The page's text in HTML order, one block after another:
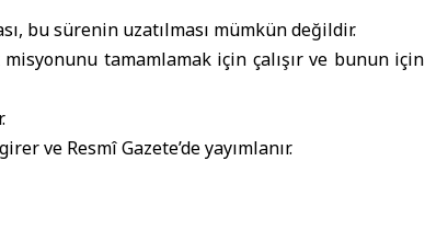
bu sürenin uzatılması mümkün değildir.
tamamlamak için çalışır ve bunun için
ve Resmî Gazete’de yayımlanır.